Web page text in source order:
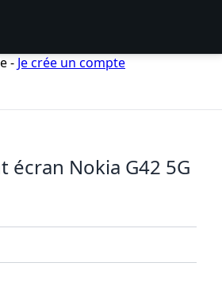
- Je crée un compte
écran Nokia G42 5G